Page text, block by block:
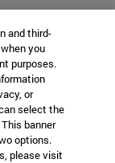
and third-
you
purposes.
or
select the
banner
options.
please visit